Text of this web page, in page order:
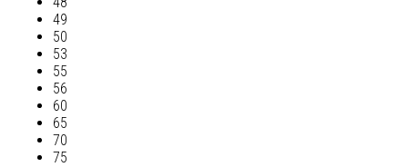
49
50
53
55
56
60
65
70
75